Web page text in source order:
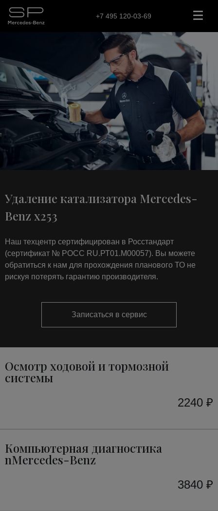
+7 495 120-03-69
Удаление катализатора Mercedes-
Benz x253
Наш техцентр сертифицирован в Росстандарт
(сертификат № РОСС RU.РТ01.М00057). Вы можете
обратиться к нам для прохождения планового ТО не
рискуя потерять гарантию производителя.
Записаться в сервис
Осмотр ходовой и тормозной
системы
2240 ₽
Компьютерная диагностика
nMercedes-Benz
3840 ₽